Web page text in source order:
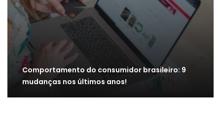
Comportamento do consumidor brasileiro: 9
mudanças nos últimos anos!